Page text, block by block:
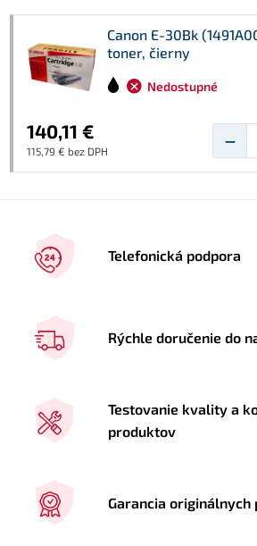
Canon E-30Bk
toner, čierny
Nedostupné
140,11 €
115,79 € bez DPH −
Telefonická podpora
Rýchle doručenie do
Testovanie kvality a
produktov
Garancia originálnych